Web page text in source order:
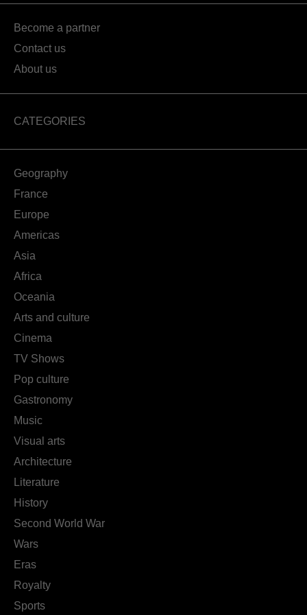
Become a partner
Contact us
About us
CATEGORIES
Geography
France
Europe
Americas
Asia
Africa
Oceania
Arts and culture
Cinema
TV Shows
Pop culture
Gastronomy
Music
Visual arts
Architecture
Literature
History
Second World War
Wars
Eras
Royalty
Sports